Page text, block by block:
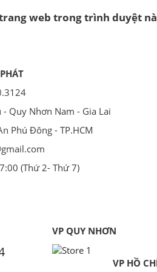
web trong trình duyệt
Quy Nhơn Nam - Gia Lai
Phú Đông - TP.HCM
(Thứ 2- Thứ 7)
VP QUY NHƠN
VP HỒ